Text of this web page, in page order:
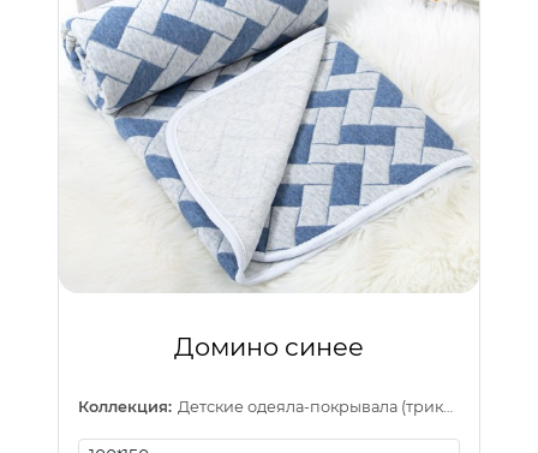
Домино синее
Коллекция: Детские одеяла-покрывала (трикотаж)